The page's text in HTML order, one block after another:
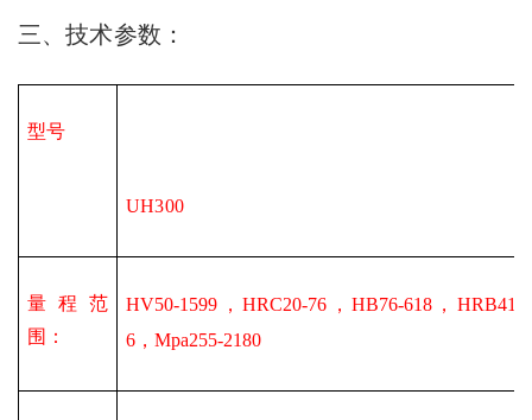
三、技术参数：
型号
UH300
量程范
围：
HV50-1599，HRC20-76，HB76-618，HRB41-
6，Mpa255-2180